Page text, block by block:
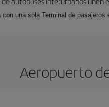
con una sola Terminal de
Aeropuerto